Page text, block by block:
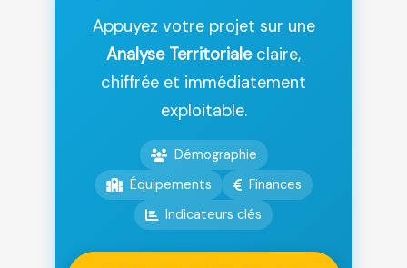
Appuyez votre projet sur une
Analyse Territorialeclaire,
chiffrée et immédiatement
exploitable.
Démographie
Équipements
Finances
Indicateurs clés